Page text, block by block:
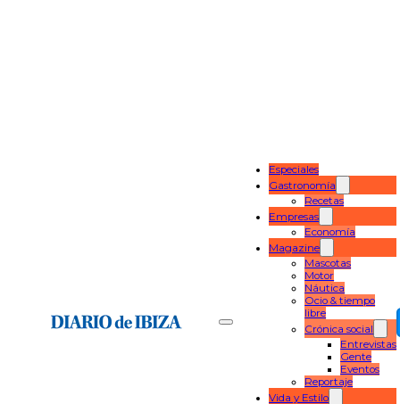
Especiales
Gastronomía
Recetas
Empresas
Economía
Magazine
Mascotas
Motor
Náutica
Ocio & tiempo
libre
Crónica social
Entrevistas
Gente
Eventos
Reportaje
Vida y Estilo